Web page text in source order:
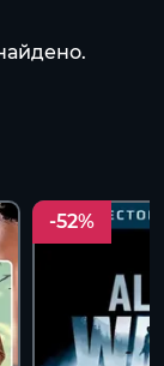
-52%